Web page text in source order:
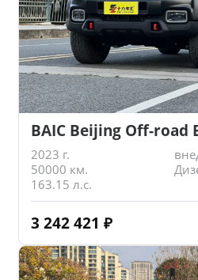
BAIC Beijing Off-road
2023 г.
50000 км.
163.15 л.с.
3 242 421 ₽